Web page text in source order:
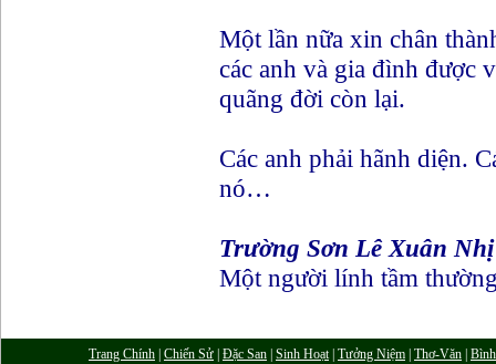
Một lần nữa xin chân
các anh và gia đình được
quãng đời còn lại.
Các anh phải hãnh diện.
nó…
Trường Sơn Lê Xuân Nhị
Một người lính tầm
Trang Chính Chiến Sử Đặc San Sinh Hoạt| Tưởng Niệm Thơ-Văn